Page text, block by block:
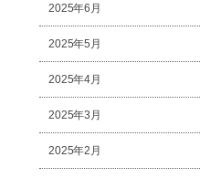
2025年6月
2025年5月
2025年4月
2025年3月
2025年2月